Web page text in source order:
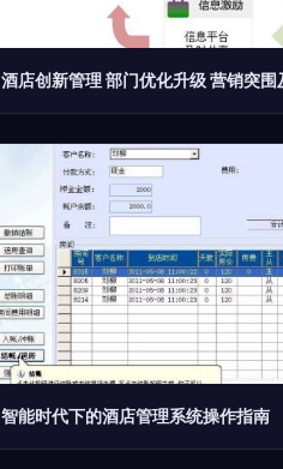
智能时代下的酒店管理系统操作指南